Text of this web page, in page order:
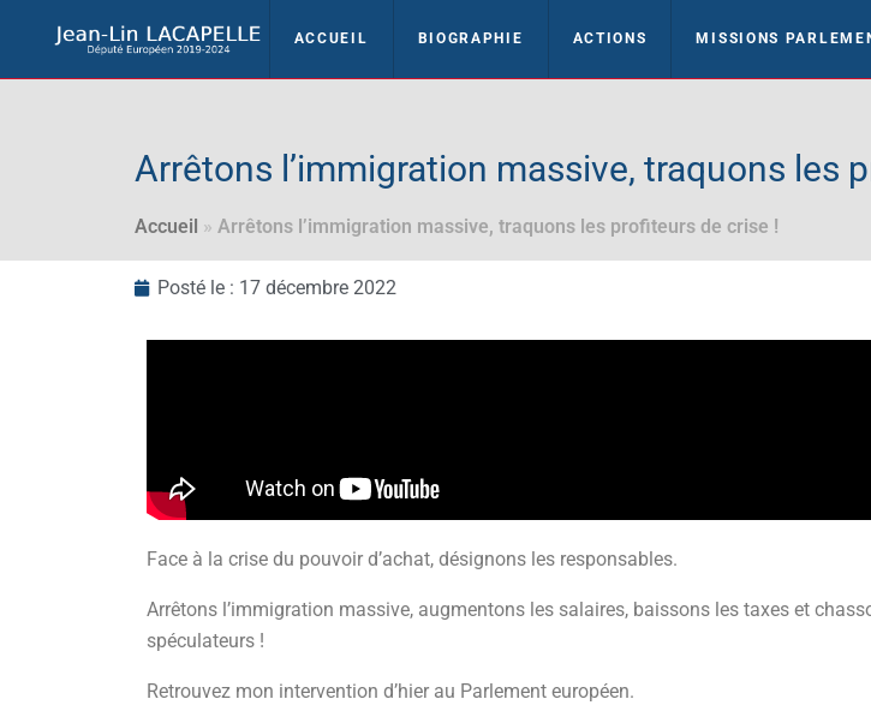
ACCUEIL BIOGRAPHIE ACTIONS MISSIONS
Arrêtons l’immigration massive, traquons les
Accueil » Arrêtons l’immigration massive, traquons les profiteurs de crise !
Posté le : 17 décembre 2022
Face à la crise du pouvoir d’achat, désignons les responsables.
Arrêtons l’immigration massive, augmentons les salaires, baissons les taxes et
spéculateurs !
Retrouvez mon intervention d’hier au Parlement européen.